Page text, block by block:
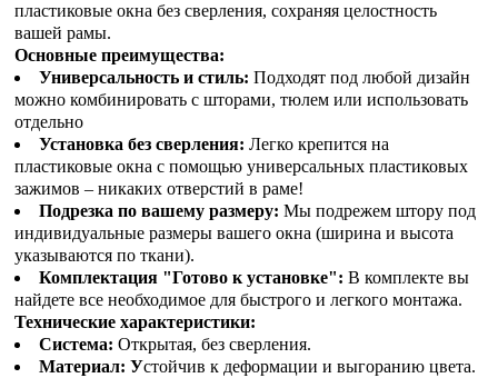
пластиковые окна без сверления, сохраняя целостность
вашей рамы.
Основные преимущества:
Универсальность и стиль: Подходят под любой дизайн
можно комбинировать с шторами, тюлем или использовать
отдельно
Установка без сверления: Легко крепится на
пластиковые окна с помощью универсальных пластиковых
зажимов – никаких отверстий в раме!
Подрезка по вашему размеру: Мы подрежем штору под
индивидуальные размеры вашего окна (ширина и высота
указываются по ткани).
Комплектация "Готово к установке": В комплекте вы
найдете все необходимое для быстрого и легкого монтажа.
Технические характеристики:
Система: Открытая, без сверления.
Материал: Устойчив к деформации и выгоранию цвета.